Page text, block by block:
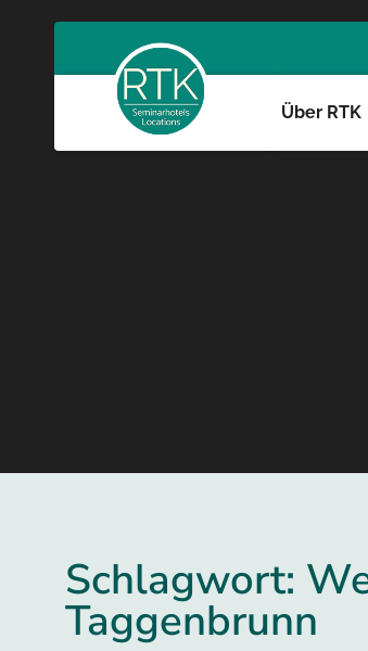
Über RTK
Schlagwort:
Taggenbrunn